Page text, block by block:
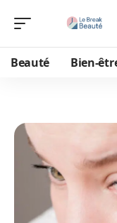
Beauté Bien-